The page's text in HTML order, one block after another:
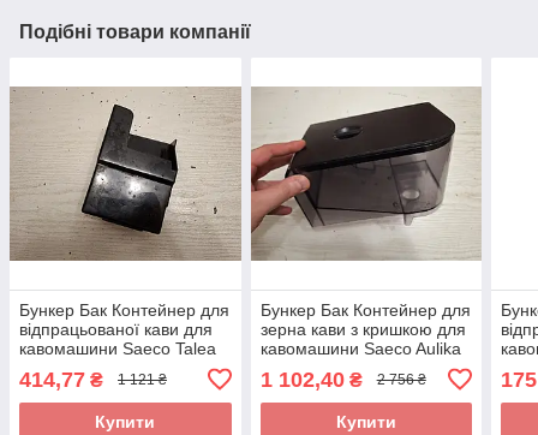
Подібні товари компанії
Бункер Бак Контейнер для
відпрацьованої кави для
кавомашини Saeco Talea
032BR_4 б/у
414,77 ₴ 1 121 ₴
Купити
Бункер Бак Контейнер для
зерна кави з кришкою для
кавомашини Saeco Aulika
1 102,40₴ 2 756 ₴
Купити
175